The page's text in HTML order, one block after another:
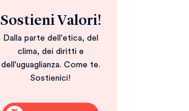
Sostieni Valori!
Dalla parte dell'etica, del
clima, dei diritti e
dell'uguaglianza. Come te.
Sostienici!